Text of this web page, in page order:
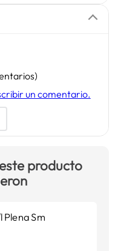
un comentario.
producto